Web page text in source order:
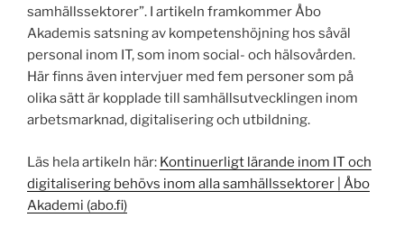
samhällssektorer”. I artikeln framkommer Åbo
Akademis satsning av kompetenshöjning hos såväl
personal inom IT, som inom social- och hälsovården.
Här finns även intervjuer med fem personer som på
olika sätt är kopplade till samhällsutvecklingen inom
arbetsmarknad, digitalisering och utbildning.
Läs hela artikeln här: Kontinuerligt lärande inom IT och
digitalisering behövs inom alla samhällssektorer | Åbo
Akademi (abo.fi)